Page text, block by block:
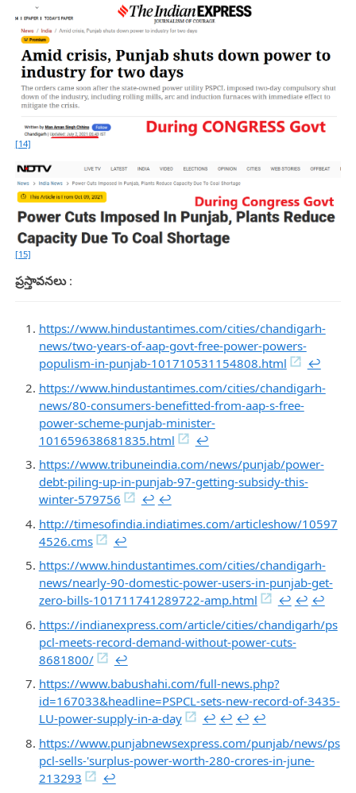
[14]
[15]
ప్రస్తావనలు:
https://www.hindustantimes.com/cities/chandigarh-
news/two-years-of-aap-govt-free-power-powers-
populism-in-punjab-101710531154808.html
↩︎
https://www.hindustantimes.com/cities/chandigarh-
news/80-consumers-benefitted-from-aap-s-free-
power-scheme-punjab-minister-
101659638681835.html
↩︎
https://www.tribuneindia.com/news/punjab/power-
debt-piling-up-in-punjab-97-getting-subsidy-this-
winter-579756
↩︎ ↩︎
http://timesofindia.indiatimes.com/articleshow/10597
4526.cms
↩︎
https://www.hindustantimes.com/cities/chandigarh-
news/nearly-90-domestic-power-users-in-punjab-get-
zero-bills-101711741289722-amp.html
↩︎ ↩︎ ↩︎
https://indianexpress.com/article/cities/chandigarh/ps
pcl-meets-record-demand-without-power-cuts-
8681800/
↩︎
https://www.babushahi.com/full-news.php?
id=167033&headline=PSPCL-sets-new-record-of-3435-
LU-power-supply-in-a-day
↩︎ ↩︎ ↩︎ ↩︎
https://www.punjabnewsexpress.com/punjab/news/ps
pcl-sells-'surplus-power-worth-280-crores-in-june-
213293
↩︎